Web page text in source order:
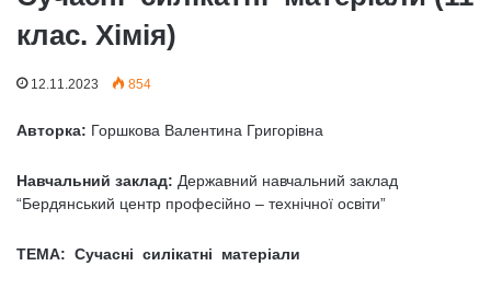
клас. Хімія)
12.11.2023 854
Авторка: Горшкова Валентина Григорівна
Навчальний заклад: Державний навчальний заклад
“Бердянський центр професійно – технічної освіти”
ТЕМА: Сучасні силікатні матеріали